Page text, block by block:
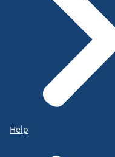
Help